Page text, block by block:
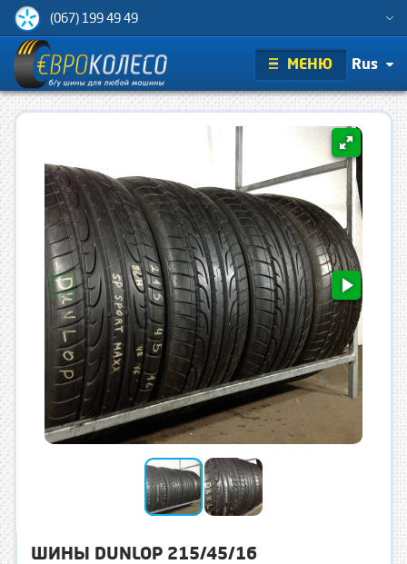
(067) 199 49 49
МЕНЮ Rus
ШИНЫ DUNLOP 215/45/16